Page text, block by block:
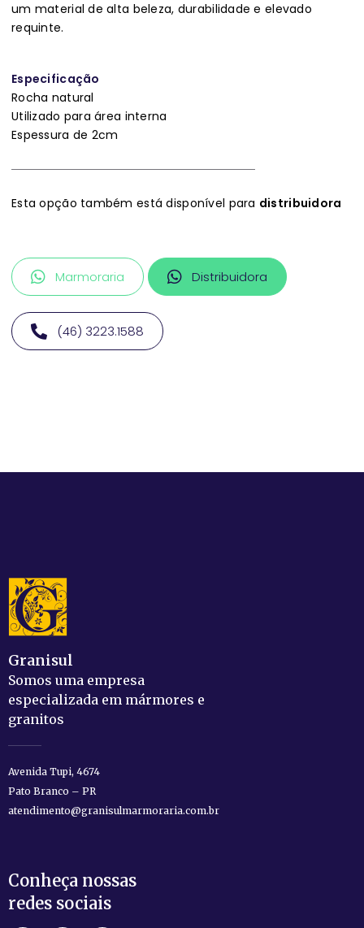
um material de alta beleza, durabilidade e elevado
requinte.
Especificação
Rocha natural
Utilizado para área interna
Espessura de 2cm
Esta opção também está disponível para distribuidora
Marmoraria Distribuidora
(46) 3223.1588
Granisul
Somos uma empresa
especializada em mármores e
granitos
Avenida Tupi, 4674
Pato Branco – PR
atendimento@granisulmarmoraria.com.br
Conheça nossas
redes sociais